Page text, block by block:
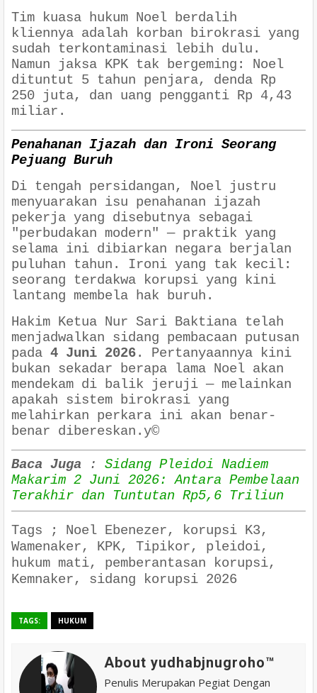
Tim kuasa hukum Noel berdalih
kliennya adalah korban birokrasi yang
sudah terkontaminasi lebih dulu.
Namun jaksa KPK tak bergeming: Noel
dituntut 5 tahun penjara, denda Rp
250 juta, dan uang pengganti Rp 4,43
miliar.
Penahanan Ijazah dan Ironi Seorang
Pejuang Buruh
Di tengah persidangan, Noel justru
menyuarakan isu penahanan ijazah
pekerja yang disebutnya sebagai
"perbudakan modern" — praktik yang
selama ini dibiarkan negara berjalan
puluhan tahun. Ironi yang tak kecil:
seorang terdakwa korupsi yang kini
lantang membela hak buruh.
Hakim Ketua Nur Sari Baktiana telah
menjadwalkan sidang pembacaan putusan
pada 4 Juni 2026. Pertanyaannya kini
bukan sekadar berapa lama Noel akan
mendekam di balik jeruji — melainkan
apakah sistem birokrasi yang
melahirkan perkara ini akan benar-
benar dibereskan.y©
Baca Juga : Sidang Pleidoi Nadiem
Makarim 2 Juni 2026: Antara Pembelaan
Terakhir dan Tuntutan Rp5,6 Triliun
Tags ; Noel Ebenezer, korupsi K3,
Wamenaker, KPK, Tipikor, pleidoi,
hukum mati, pemberantasan korupsi,
Kemnaker, sidang korupsi 2026
TAGS: HUKUM
About yudhabjnugroho™️
Penulis Merupakan Pegiat Dengan